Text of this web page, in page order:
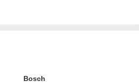
Bosch